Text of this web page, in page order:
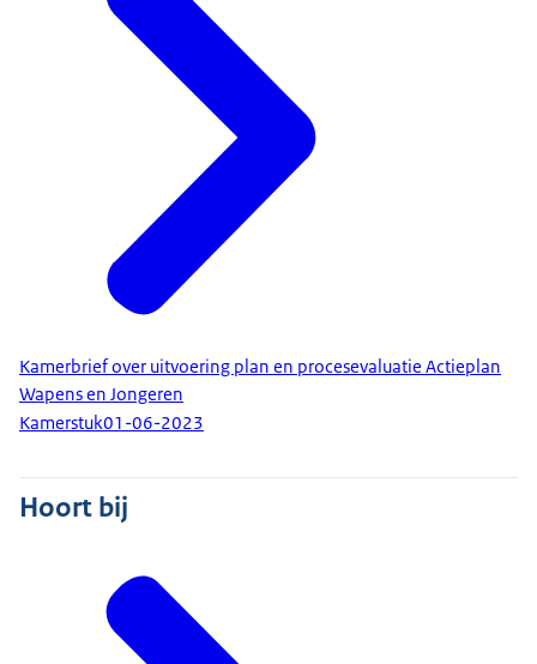
Kamerbrief over uitvoering plan en procesevaluatie Actieplan
Wapens en Jongeren
Kamerstuk01-06-2023
Hoort bij